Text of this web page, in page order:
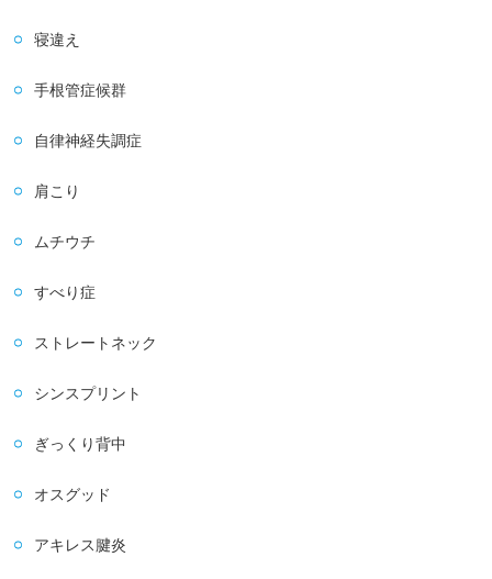
寝違え
手根管症候群
自律神経失調症
肩こり
ムチウチ
すべり症
ストレートネック
シンスプリント
ぎっくり背中
オスグッド
アキレス腱炎